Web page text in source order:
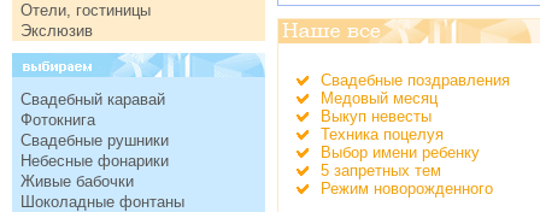
Отели, гостиницы
Экслюзив
Свадебный каравай
Фотокнига
Свадебные рушники
Небесные фонарики
Живые бабочки
Шоколадные фонтаны
Свадебные поздравления
Медовый месяц
Выкуп невесты
Техника поцелуя
Выбор имени ребенку
5 запретных тем
Режим новорожденного